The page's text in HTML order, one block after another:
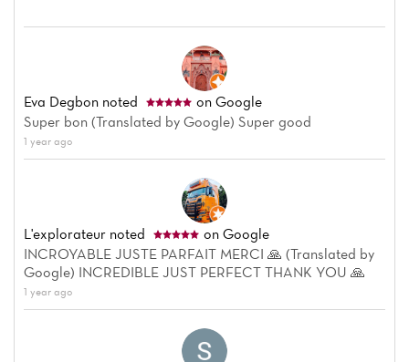
Eva Degbon noted
on Google
Super bon (Translated by Google) Super good
1 year ago
L'explorateur noted
on Google
INCROYABLE JUSTE PARFAIT MERCI 🙏 (Translated by
Google) INCREDIBLE JUST PERFECT THANK YOU 🙏
1 year ago